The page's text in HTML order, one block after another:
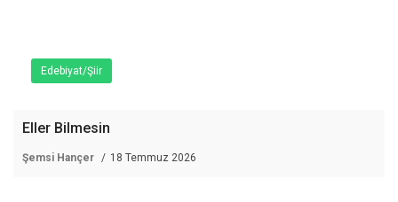
Edebiyat/Şiir
Eller Bilmesin
Şemsi Hançer 18 Temmuz 2026